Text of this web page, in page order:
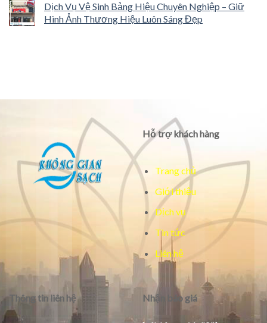
Dịch Vụ Vệ Sinh Bảng Hiệu Chuyên Nghiệp – Giữ
Hình Ảnh Thương Hiệu Luôn Sáng Đẹp
Hỗ trợ khách hàng
Trang chủ
Giới thiệu
Dịch vụ
Tin tức
Liên hệ
Thông tin liên hệ Nhận báo giá